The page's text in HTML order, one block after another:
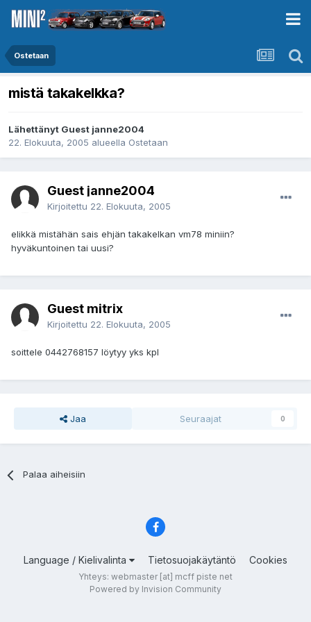
Ostetaan
mistä takakelkka?
Lähettänyt Guest janne2004
22. Elokuuta, 2005 alueella Ostetaan
Guest janne2004
Kirjoitettu 22. Elokuuta, 2005
elikkä mistähän sais ehjän takakelkan vm78 miniin?
hyväkuntoinen tai uusi?
Guest mitrix
Kirjoitettu 22. Elokuuta, 2005
soittele 0442768157 löytyy yks kpl
Jaa Seuraajat 0
Palaa aiheisiin
Language / Kielivalinta Tietosuojakäytäntö Cookies
Yhteys: webmaster [at] mcff piste net
Powered by Invision Community